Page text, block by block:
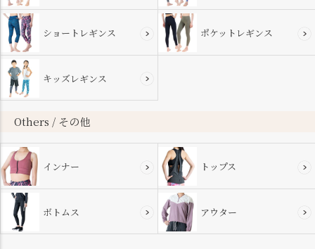
ショートレギンス ポケットレギンス
キッズレギンス
Others / その他
インナー トップス
ボトムス アウター